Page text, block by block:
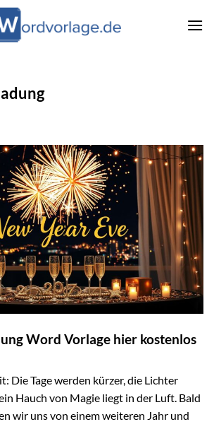
Word Vorlage hier kostenlos
Die Tage werden kürzer, die Lichter
Hauch von Magie liegt in der Luft. Bald
wir uns von einem weiteren Jahr und